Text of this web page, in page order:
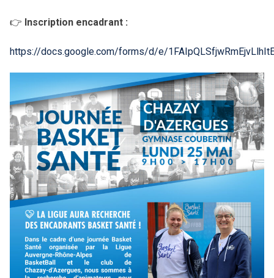
👉 Inscription encadrant :
https://docs.google.com/forms/d/e/